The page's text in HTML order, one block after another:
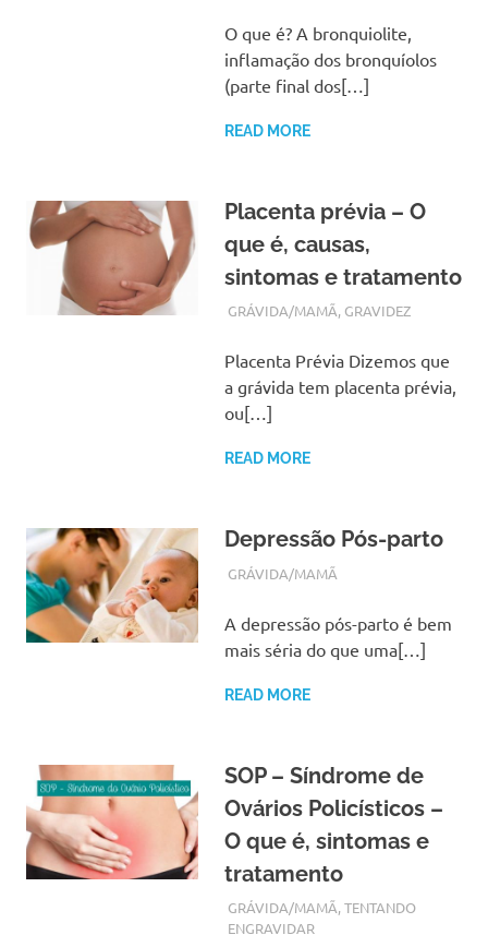
O que é? A bronquiolite,
inflamação dos bronquíolos
(parte final dos[…]
READ MORE
Placenta prévia – O
que é, causas,
sintomas e tratamento
OUTUBRO 15, 2017
ADMIN
GRÁVIDA/MAMÃ, GRAVIDEZ
Placenta Prévia Dizemos que
a grávida tem placenta prévia,
ou[…]
READ MORE
Depressão Pós-parto
OUTUBRO 7, 2017
ADMIN
GRÁVIDA/MAMÃ
A depressão pós-parto é bem
mais séria do que uma[…]
READ MORE
SOP – Síndrome de
Ovários Policísticos –
O que é, sintomas e
tratamento
SETEMBRO 30, 2017
ADMIN
GRÁVIDA/MAMÃ,TENTANDO
ENGRAVIDAR